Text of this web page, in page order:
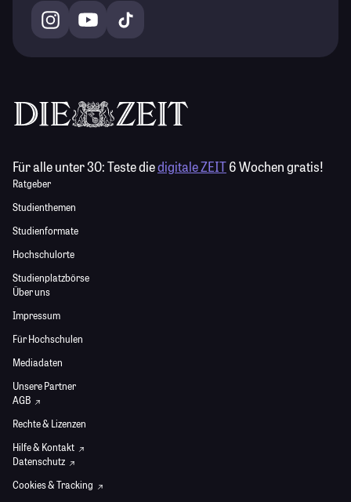
Für alle unter 30:Teste diedigitale ZEIT6 Wochen gratis!
Ratgeber
Studienthemen
Studienformate
Hochschulorte
Studienplatzbörse
Über uns
Impressum
Für Hochschulen
Mediadaten
Unsere Partner
AGB
Rechte & Lizenzen
Hilfe & Kontakt
Datenschutz
Cookies & Tracking